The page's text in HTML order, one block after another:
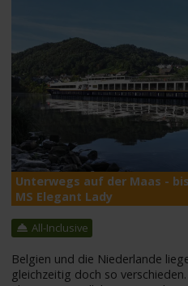
Unterwegs auf der Maas -
MS Elegant Lady
All-Inclusive
Belgien und die Niederlande
gleichzeitig doch so